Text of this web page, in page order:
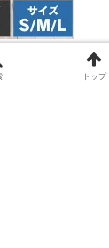
ペットサークル
トップ